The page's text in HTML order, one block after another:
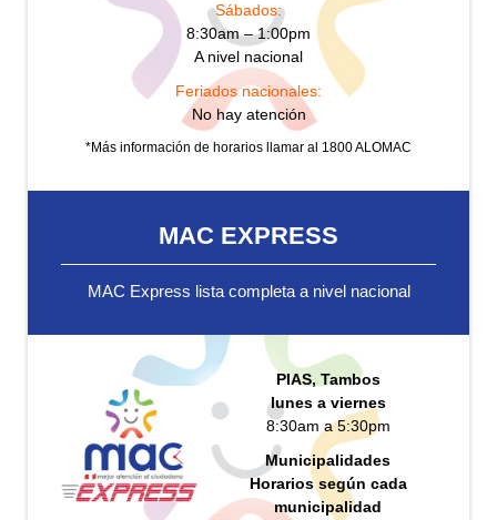
Sábados:
8:30am – 1:00pm
A nivel nacional
Feriados nacionales:
No hay atención
*Más información de horarios llamar al 1800 ALOMAC
MAC EXPRESS
MAC Express lista completa a nivel nacional
PIAS, Tambos
lunes a viernes
8:30am a 5:30pm
Municipalidades
Horarios según cada
municipalidad